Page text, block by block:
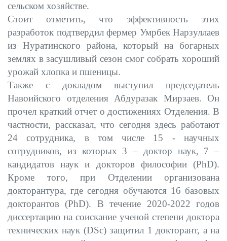
сельском хозяйстве.
Стоит отметить, что эффективность этих
разработок подтвердил фермер Умрбек Нарзуллаев
из Нуратинского района, который на богарных
землях в засушливый сезон смог собрать хороший
урожай хлопка и пшеницы.
Также с докладом выступил председатель
Навоийского отделения Абдуразак Мирзаев. Он
прочел краткий отчет о достижениях Отделения. В
частности, рассказал, что сегодня здесь работают
24 сотрудника, в том числе 15 - научных
сотрудников, из которых 3 – доктор наук, 7 –
кандидатов наук и докторов философии (PhD).
Кроме того, при Отделении организована
докторантура, где сегодня обучаются 16 базовых
докторантов (PhD). В течение 2020-2022 годов
диссертацию на соискание ученой степени доктора
технических наук (DSc) защитил 1 докторант, а на